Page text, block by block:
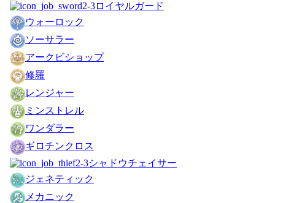
ロイヤルガード
ウォーロック
ソーサラー
アークビショップ
修羅
レンジャー
ミンストレル
ワンダラー
ギロチンクロス
シャドウチェイサー
ジェネティック
メカニック